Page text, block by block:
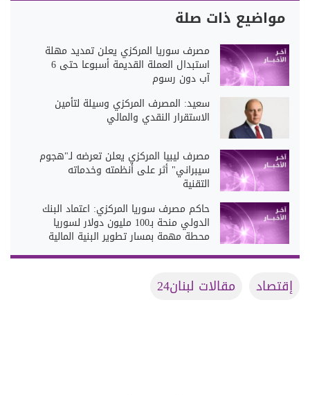
مواضيع ذات صلة
مصرف سوريا المركزي يعلن تمديد مهلة
استبدال العملة القديمة أسبوعا حتى 6
آب دون رسوم
سعيد: المصرف المركزي وسيلة لتأمين
الاستقرار النقدي والمالي
مصرف ليبيا المركزي يعلن تعرضه لـ"هجوم
سيبراني" أثر على أنظمته وخدماته
التقنية
حاكم مصرف سوريا المركزي: اعتماد البنك
الدولي منحة بـ100 مليون دولار لسوريا
محطة مهمة بمسار تطوير البنية المالية
إقتصاد مقالات لبنان24